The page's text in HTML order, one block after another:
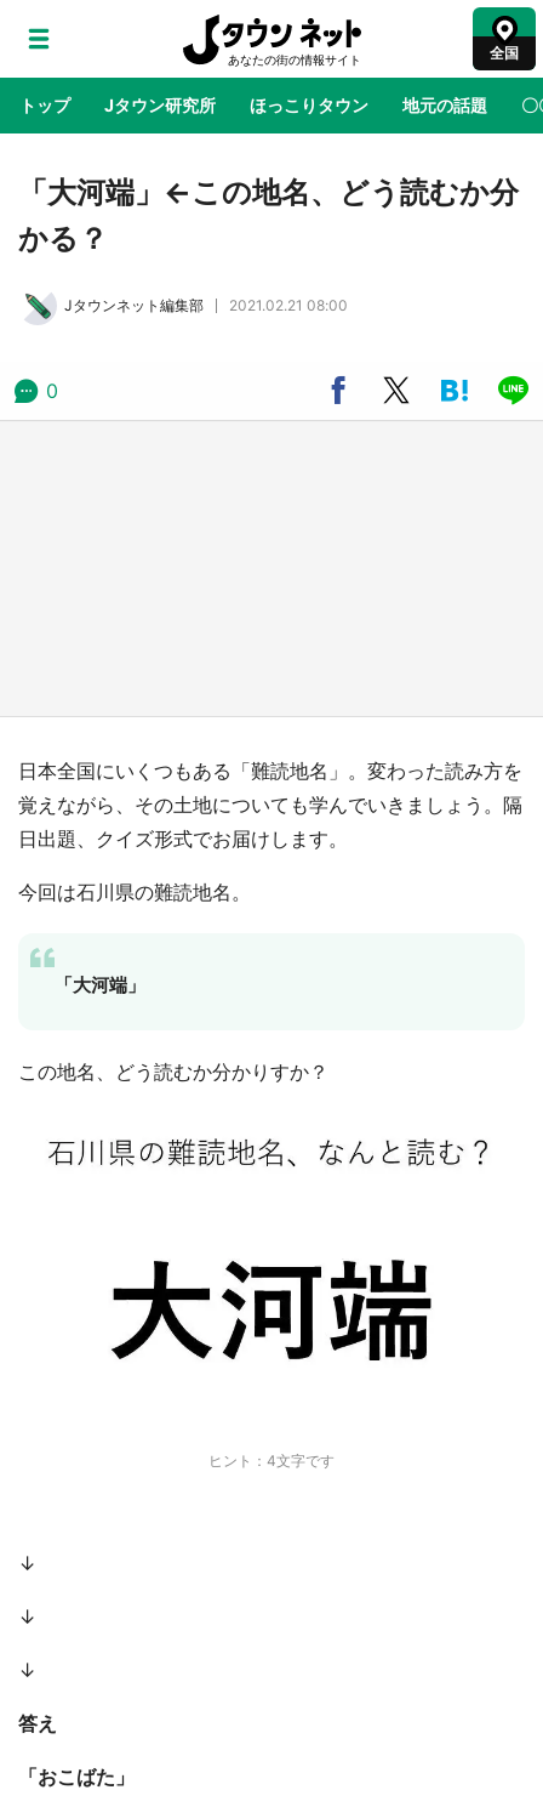
全国
トップ Jタウン研究所 ほっこりタウン 地元の話題 〇
地域×二次元 絶景 あの時はありがとう 物語がはじ
公式プロモ動画で「聖地」が生産されてます
『薬屋のひとりごと』の〝舞〟の世界に入り込
む 六本木ヒルズ展望台でコラボ、本邦初公開
「大河端」←この地名、どう読むか分
かる？
Jタウンネット編集部 2021.02.21 08:00
0
日本全国にいくつもある「難読地名」。変わった読み方を
覚えながら、その土地についても学んでいきましょう。隔
日出題、クイズ形式でお届けします。
今回は石川県の難読地名。
「大河端」
この地名、どう読むか分かりすか？
ヒント：4文字です
↓
↓
↓
答え
「おこばた」